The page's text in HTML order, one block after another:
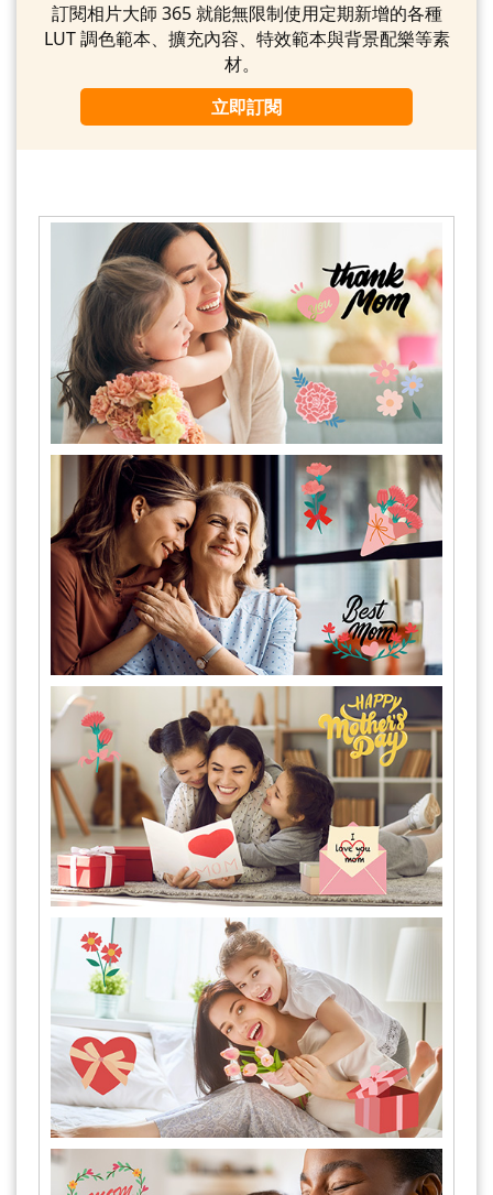
訂閱相片大師 365 就能無限制使用定期新增的各種
LUT 調色範本、擴充內容、特效範本與背景配樂等素
材。
立即訂閱